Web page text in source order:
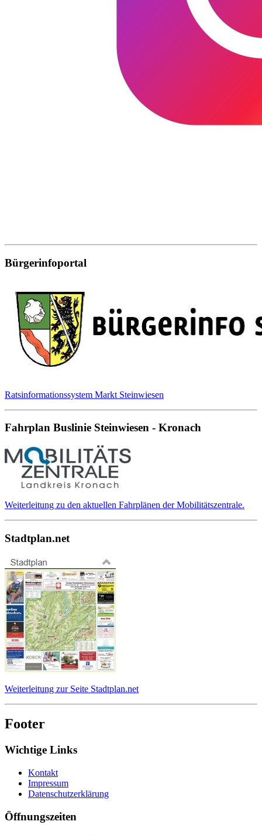
Bürgerinfoportal
Ratsinformationssystem Markt Steinwiesen
Fahrplan Buslinie Steinwiesen - Kronach
Weiterleitung zu den aktuellen Fahrplänen der Mobilitätszentrale.
Stadtplan.net
Weiterleitung zur Seite Stadtplan.net
Footer
Wichtige Links
Kontakt
Impressum
Datenschutzerklärung
Öffnungszeiten